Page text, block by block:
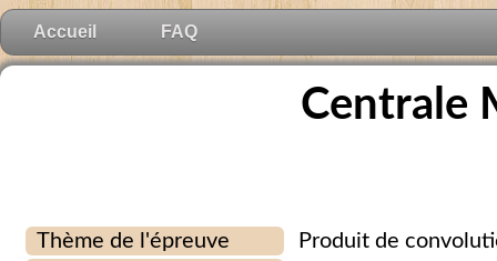
Accueil FAQ
Centrale
Thème de l'épreuve
Produit de